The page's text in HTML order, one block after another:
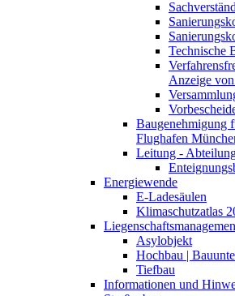
Technische
Anzeige
Baugenehmigung
Flughafen
Leitung -
Energiewende
E-Ladesäulen
Klimaschutzatlas
Asylobjekt
Hochbau |
Tiefbau
Informationen und